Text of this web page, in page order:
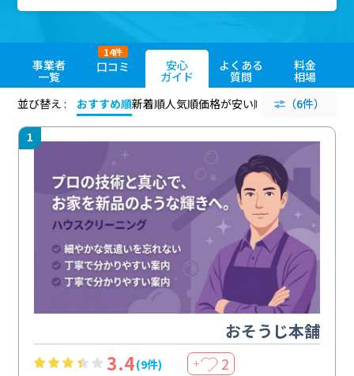
事業者
一覧
口コミ
14件
安心
ガイド
よくある
質問
料金
相場
並び替え :
おすすめ順新着順人気順価格が安い順 評価が高い順
（6件）
1
おそうじ本舗
3.4(9件) ＋ 2